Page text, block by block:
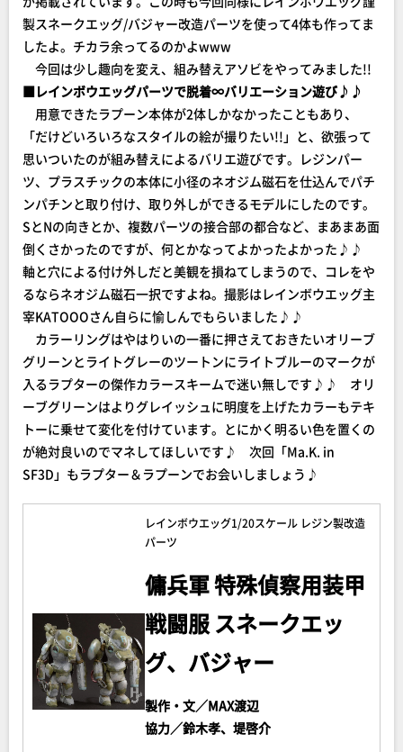
製スネークエッグ/バジャー改造パーツを使って4体も作ってま
したよ。チカラ余ってるのかよwww
今回は少し趣向を変え、組み替えアソビをやってみました!!
■レインボウエッグパーツで脱着∞バリエーション遊び♪♪
用意できたラプーン本体が2体しかなかったこともあり、
「だけどいろいろなスタイルの絵が撮りたい!!」と、欲張って
思いついたのが組み替えによるバリエ遊びです。レジンパー
ツ、プラスチックの本体に小径のネオジム磁石を仕込んでパチ
ンパチンと取り付け、取り外しができるモデルにしたのです。
SとNの向きとか、複数パーツの接合部の都合など、まあまあ面
倒くさかったのですが、何とかなってよかったよかった♪♪
軸と穴による付け外しだと美観を損ねてしまうので、コレをや
るならネオジム磁石一択ですよね。撮影はレインボウエッグ主
宰KATOOOさん自らに愉しんでもらいました♪♪
カラーリングはやはりいの一番に押さえておきたいオリーブ
グリーンとライトグレーのツートンにライトブルーのマークが
入るラプターの傑作カラースキームで迷い無しです♪♪ オリ
ーブグリーンはよりグレイッシュに明度を上げたカラーもテキ
トーに乗せて変化を付けています。とにかく明るい色を置くの
が絶対良いのでマネしてほしいです♪ 次回「Ma.K. in
SF3D」もラプター＆ラプーンでお会いしましょう♪
レインボウエッグ1/20スケール レジン製改造
パーツ
傭兵軍 特殊偵察用装甲
戦闘服 スネークエッ
グ、バジャー
製作・文／MAX渡辺
協力／鈴木孝、堤啓介